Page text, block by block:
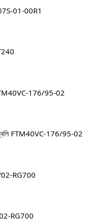
01-00R1
FTM40VC-176/95-02
FTM40VC-176/95-02
RG700
RG700